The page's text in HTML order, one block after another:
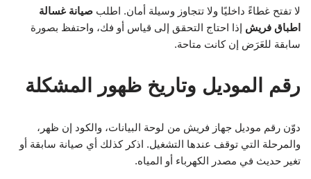
لا تفتح غطاءً داخليًا ولا تتجاوز وسيلة أمان. اطلب صيانة غسالة
اطباق فريش إذا احتاج التحقق إلى قياس أو فك، واحتفظ بصورة
سابقة للعَرَض إن كانت متاحة.
رقم الموديل وتاريخ ظهور المشكلة
دوّن رقم موديل جهاز فريش من لوحة البيانات، والكود إن ظهر،
والمرحلة التي توقف عندها التشغيل. اذكر كذلك أي صيانة سابقة أو
تغير حديث في مصدر الكهرباء أو المياه.